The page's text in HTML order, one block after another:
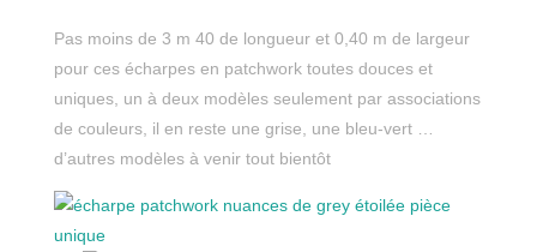
Pas moins de 3 m 40 de longueur et 0,40 m de largeur
pour ces écharpes en patchwork toutes douces et
uniques, un à deux modèles seulement par associations
de couleurs, il en reste une grise, une bleu-vert …
d’autres modèles à venir tout bientôt